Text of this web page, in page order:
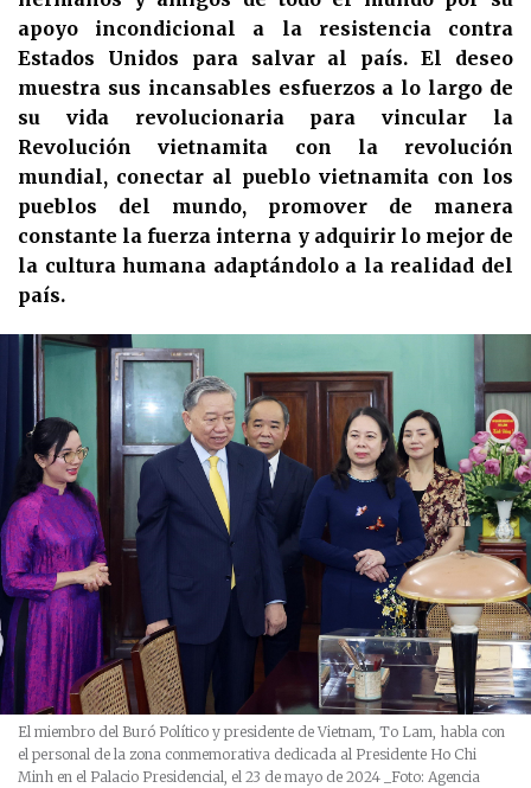
apoyo incondicional a la resistencia contra
Estados Unidos para salvar al país. El deseo
muestra sus incansables esfuerzos a lo largo de
su vida revolucionaria para vincular la
Revolución vietnamita con la revolución
mundial, conectar al pueblo vietnamita con los
pueblos del mundo, promover de manera
constante la fuerza interna y adquirir lo mejor de
la cultura humana adaptándolo a la realidad del
país.
El miembro del Buró Político y presidente de Vietnam, To Lam, habla con
el personal de la zona conmemorativa dedicada al Presidente Ho Chi
Minh en el Palacio Presidencial, el 23 de mayo de 2024
_Foto: Agencia